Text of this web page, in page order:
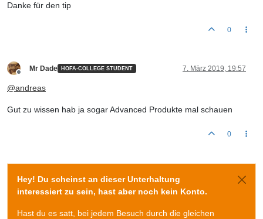
Danke für den tip
0
Mr Dade HOFA-COLLEGE STUDENT 7. März 2019, 19:57
@andreas
Gut zu wissen hab ja sogar Advanced Produkte mal schauen
0
Hey! Du scheinst an dieser Unterhaltung
interessiert zu sein, hast aber noch kein Konto.
Hast du es satt, bei jedem Besuch durch die gleichen